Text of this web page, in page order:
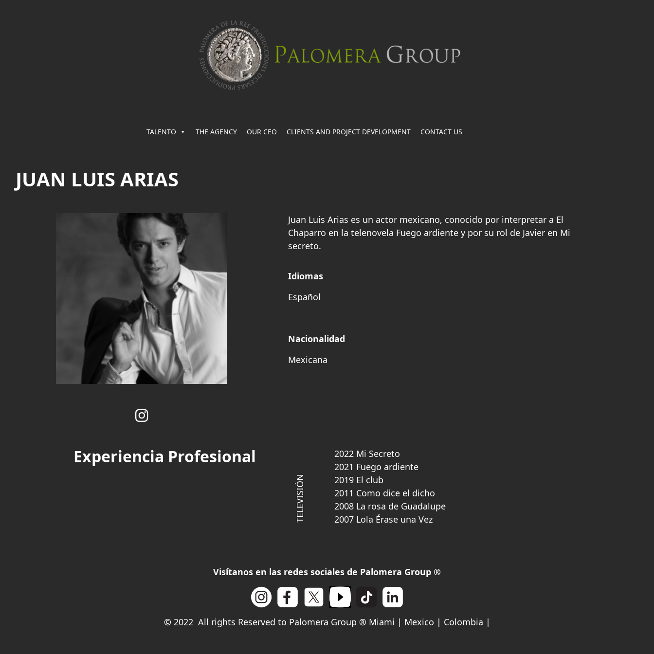
TALENTO THE AGENCY OUR CEO CLIENTS AND PROJECT DEVELOPMENT CONTACT US
SaltarJUAN LUIS ARIAS
Juan Luis Arias es un actor mexicano, conocido por interpretar a El
Chaparro en la telenovela Fuego ardiente y por su rol de Javier en Mi
secreto.
Idiomas
Español
Nacionalidad
Mexicana
Experiencia Profesional
TELEVISIÓN
2022 Mi Secreto
2021 Fuego ardiente
2019 El club
2011 Como dice el dicho
2008 La rosa de Guadalupe
2007 Lola Érase una Vez
Visítanos en las redes sociales de Palomera Group ®
© 2022 All rights Reserved to Palomera Group ® Miami | Mexico | Colombia |